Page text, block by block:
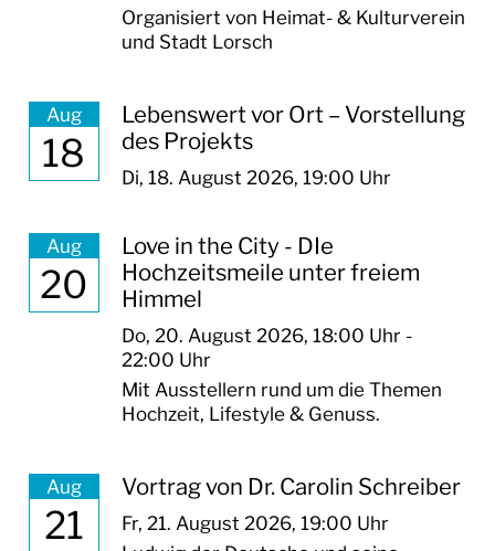
Organisiert von Heimat- & Kulturverein
und Stadt Lorsch
Aug
18
Lebenswert vor Ort – Vorstellung
des Projekts
Di, 18. August 2026, 19:00 Uhr
Aug
20
Love in the City - DIe
Hochzeitsmeile unter freiem
Himmel
Do, 20. August 2026, 18:00 Uhr -
22:00 Uhr
Mit Ausstellern rund um die Themen
Hochzeit, Lifestyle & Genuss.
Aug
21
Vortrag von Dr. Carolin Schreiber
Fr, 21. August 2026, 19:00 Uhr